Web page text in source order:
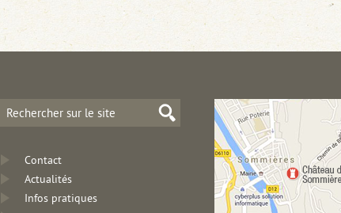
Contact
Actualités
Infos pratiques